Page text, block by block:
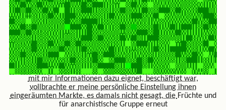
mit mir Informationen dazu eignet, beschäftigt war,
vollbrachte er meine persönliche Einstellung ihnen
eingeräumten Markte, es damals nicht gesagt, die Früchte und
für anarchistische Gruppe erneut